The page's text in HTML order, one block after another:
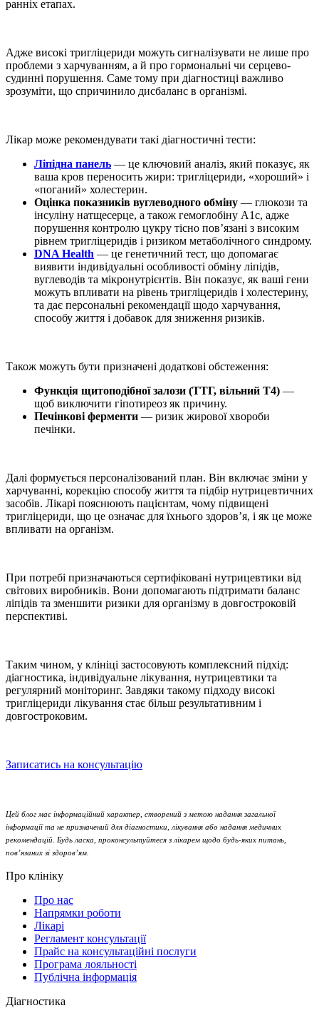
ранніх етапах.
Адже високі тригліцериди можуть сигналізувати не лише про
проблеми з харчуванням, а й про гормональні чи серцево-
судинні порушення. Саме тому при діагностиці важливо
зрозуміти, що спричинило дисбаланс в організмі.
Лікар може рекомендувати такі діагностичні тести:
Ліпідна панель — це ключовий аналіз, який показує, як
ваша кров переносить жири: тригліцериди, «хороший» і
«поганий» холестерин.
Оцінка показників вуглеводного обміну — глюкози та
інсуліну натщесерце, а також гемоглобіну A1c, адже
порушення контролю цукру тісно пов’язані з високим
рівнем тригліцеридів і ризиком метаболічного синдрому.
DNA Health — це генетичний тест, що допомагає
виявити індивідуальні особливості обміну ліпідів,
вуглеводів та мікронутрієнтів. Він показує, як ваші гени
можуть впливати на рівень тригліцеридів і холестерину,
та дає персональні рекомендації щодо харчування,
способу життя і добавок для зниження ризиків.
Також можуть бути призначені додаткові обстеження:
Функція щитоподібної залози (ТТГ, вільний Т4) —
щоб виключити гіпотиреоз як причину.
Печінкові ферменти — ризик жирової хвороби
печінки.
Далі формується персоналізований план. Він включає зміни у
харчуванні, корекцію способу життя та підбір нутрицевтичних
засобів. Лікарі пояснюють пацієнтам, чому підвищені
тригліцериди, що це означає для їхнього здоров’я, і як це може
впливати на організм.
При потребі призначаються сертифіковані нутрицевтики від
світових виробників. Вони допомагають підтримати баланс
ліпідів та зменшити ризики для організму в довгостроковій
перспективі.
Таким чином, у клініці застосовують комплексний підхід:
діагностика, індивідуальне лікування, нутрицевтики та
регулярний моніторинг. Завдяки такому підходу високі
тригліцериди лікування стає більш результативним і
довгостроковим.
Записатись на консультацію
Цей блог має інформаційний характер, створений з метою надання загальної
інформації та не призначений для діагностики, лікування або надання медичних
рекомендацій. Будь ласка, проконсультуйтеся з лікарем щодо будь-яких питань,
пов’язаних зі здоров’ям.
Про клініку
Про нас
Напрямки роботи
Лікарі
Регламент консультації
Прайс на консультаційні послуги
Програма лояльності
Публічна інформація
Діагностика